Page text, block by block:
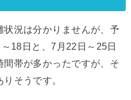
状況は分かりませんが、予
18日と、7月22日～25日
帯が多かったですが、そ
そうです。